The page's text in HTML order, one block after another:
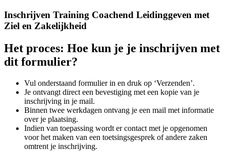
Inschrijven Training Coachend Leidinggeven met
Ziel en Zakelijkheid
Het proces: Hoe kun je je inschrijven met
dit formulier?
Vul onderstaand formulier in en druk op ‘Verzenden’.
Je ontvangt direct een bevestiging met een kopie van je
inschrijving in je mail.
Binnen twee werkdagen ontvang je een mail met informatie
over je plaatsing.
Indien van toepassing wordt er contact met je opgenomen
voor het maken van een toetsingsgesprek of andere zaken
omtrent je inschrijving.